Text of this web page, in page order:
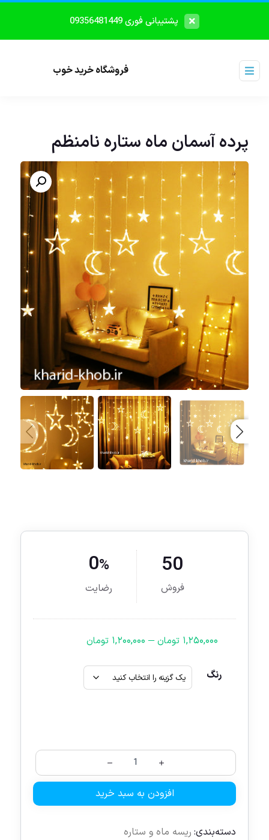
پشتیبانی فوری 09356481449
فروشگاه خرید خوب
پرده آسمان ماه ستاره نامنظم
50
فروش
0%
رضایت
۱,۲۵۰,۰۰۰ تومان – ۱,۲۰۰,۰۰۰ تومان
رنگ
افزودن به سبد خرید
دسته‌بندی: ریسه ماه و ستاره